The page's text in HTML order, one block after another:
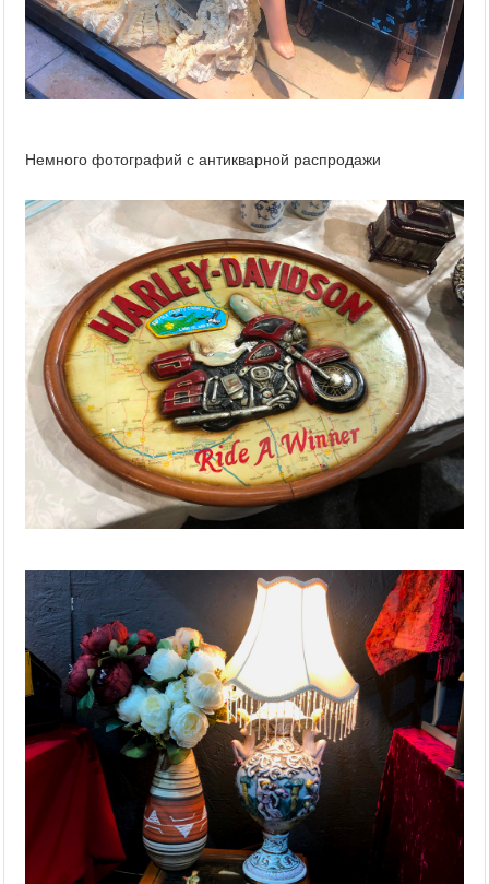
Немного фотографий с антикварной распродажи